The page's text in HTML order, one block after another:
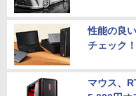
性能の良
チェック！
マウス、